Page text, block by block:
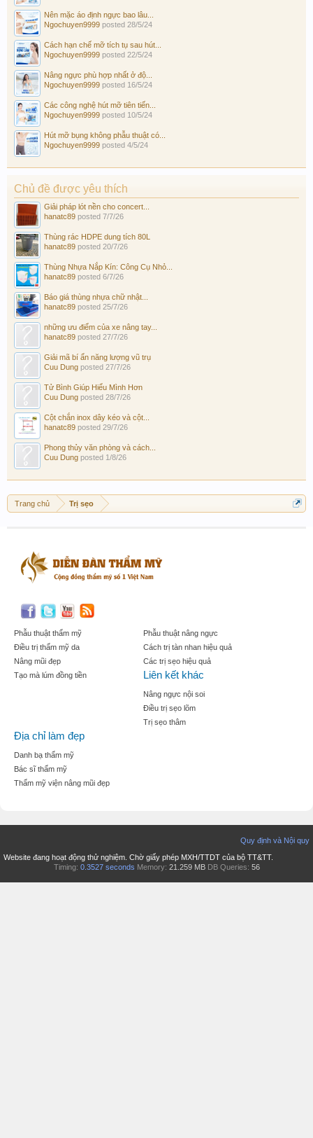
Nên mặc áo định ngực bao lâu...
Ngochuyen9999 posted 28/5/24
Cách hạn chế mỡ tích tụ sau hút...
Ngochuyen9999 posted 22/5/24
Nâng ngực phù hợp nhất ở độ...
Ngochuyen9999 posted 16/5/24
Các công nghệ hút mỡ tiên tiến...
Ngochuyen9999 posted 10/5/24
Hút mỡ bụng không phẫu thuật có...
Ngochuyen9999 posted 4/5/24
Chủ đề được yêu thích
Giải pháp lót nền cho concert...
hanatc89 posted 7/7/26
Thùng rác HDPE dung tích 80L
hanatc89 posted 20/7/26
Thùng Nhựa Nắp Kín: Công Cụ Nhỏ...
hanatc89 posted 6/7/26
Báo giá thùng nhựa chữ nhật...
hanatc89 posted 25/7/26
những ưu điểm của xe nâng tay...
hanatc89 posted 27/7/26
Giải mã bí ẩn năng lượng vũ trụ
Cuu Dung posted 27/7/26
Tử Bình Giúp Hiểu Mình Hơn
Cuu Dung posted 28/7/26
Cột chắn inox dây kéo và cột...
hanatc89 posted 29/7/26
Phong thủy văn phòng và cách...
Cuu Dung posted 1/8/26
Trang chủ Trị sẹo
Phẫu thuật thẩm mỹ
Điều trị thẩm mỹ da
Nâng mũi đẹp
Tạo mà lúm đồng tiền
Phẫu thuật nâng ngực
Cách trị tàn nhan hiệu quả
Các trị sẹo hiệu quả
Liên kết khác
Nâng ngực nội soi
Điều trị sẹo lõm
Trị sẹo thâm
Địa chỉ làm đẹp
Danh bạ thẩm mỹ
Bác sĩ thẩm mỹ
Thẩm mỹ viện nâng mũi đẹp
Quy định và Nội quy
Website đang hoạt động thử nghiệm. Chờ giấy phép MXH/TTDT của bộ TT&TT.
Timing: 0.3527 seconds Memory: 21.259 MB DB Queries: 56